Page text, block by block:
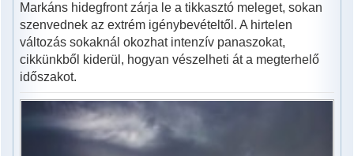
Markáns hidegfront zárja le a tikkasztó meleget, sokan
szenvednek az extrém igénybevételtől. A hirtelen
változás sokaknál okozhat intenzív panaszokat,
cikkünkből kiderül, hogyan vészelheti át a megterhelő
időszakot.